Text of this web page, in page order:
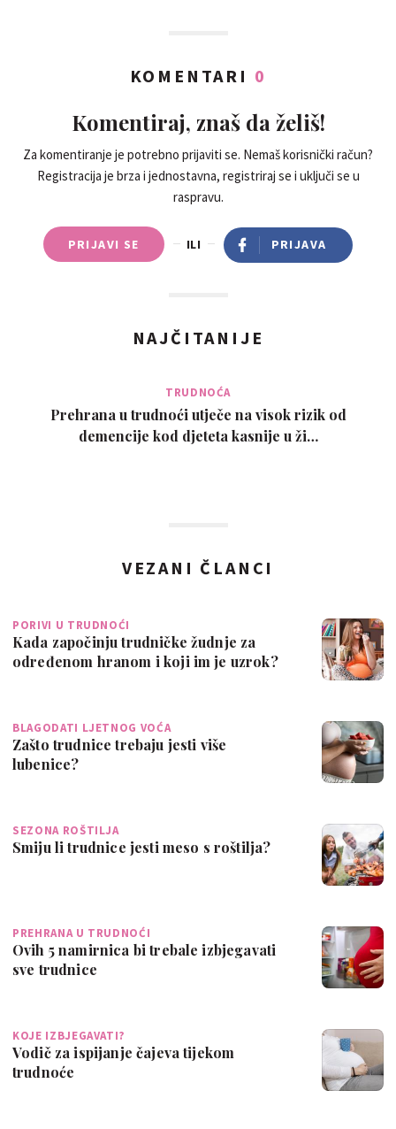
KOMENTARI 0
Komentiraj, znaš da želiš!
Za komentiranje je potrebno prijaviti se. Nemaš korisnički račun?
Registracija je brza i jednostavna, registriraj se i uključi se u
raspravu.
PRIJAVI SE ILI PRIJAVA
NAJČITANIJE
TRUDNOĆA
Prehrana u trudnoći utječe na visok rizik od
demencije kod djeteta kasnije u ži…
VEZANI ČLANCI
PORIVI U TRUDNOĆI
Kada započinju trudničke žudnje za
određenom hranom i koji im je uzrok?
BLAGODATI LJETNOG VOĆA
Zašto trudnice trebaju jesti više
lubenice?
SEZONA ROŠTILJA
Smiju li trudnice jesti meso s roštilja?
PREHRANA U TRUDNOĆI
Ovih 5 namirnica bi trebale izbjegavati
sve trudnice
KOJE IZBJEGAVATI?
Vodič za ispijanje čajeva tijekom
trudnoće